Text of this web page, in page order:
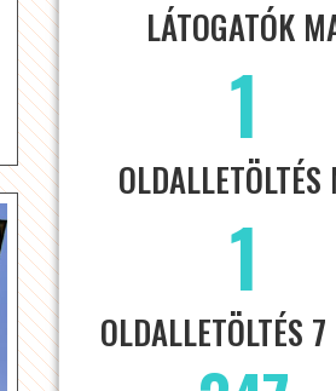
LÁTOGATÓK
1
OLDALLETÖLTÉS
1
OLDALLETÖLTÉS